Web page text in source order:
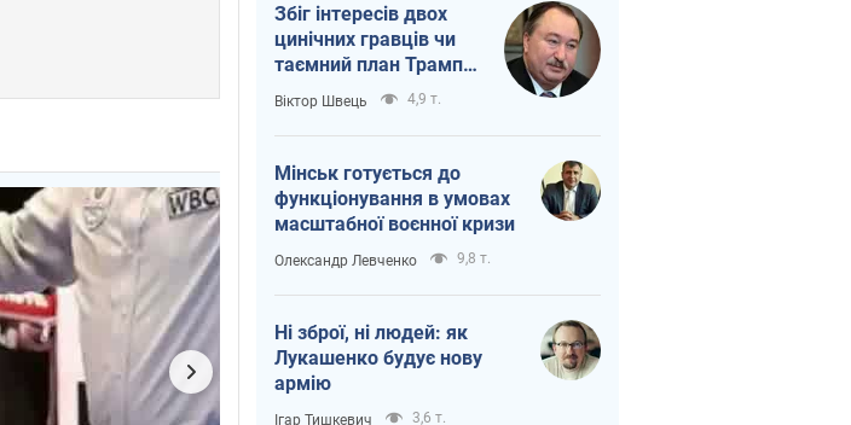
Збіг інтересів двох
цинічних гравців чи
таємний план Трампа
і Путіна?
Віктор Швець 4,9 т.
Мінськ готується до
функціонування в умовах
масштабної воєнної кризи
Олександр Левченко 9,8 т.
Ні зброї, ні людей: як
Лукашенко будує нову
армію
Ігар Тишкевич 3,6 т.